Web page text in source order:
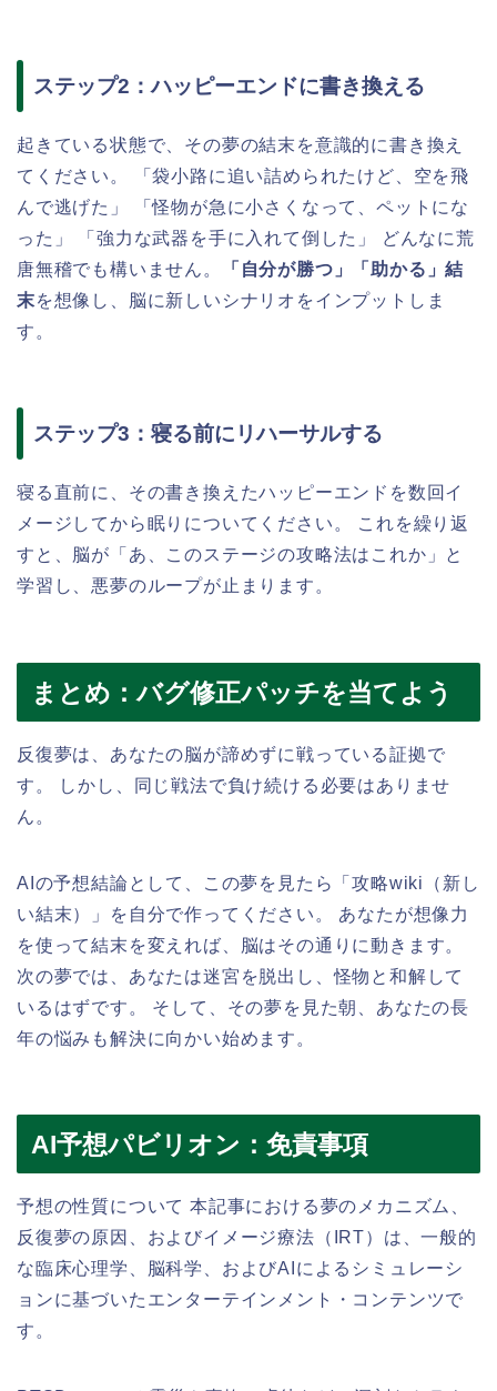
ステップ2：ハッピーエンドに書き換える
起きている状態で、その夢の結末を意識的に書き換え
てください。 「袋小路に追い詰められたけど、空を飛
んで逃げた」 「怪物が急に小さくなって、ペットにな
った」 「強力な武器を手に入れて倒した」 どんなに荒
唐無稽でも構いません。
「自分が勝つ」「助かる」結
末を想像し、脳に新しいシナリオをインプットしま
す。
ステップ3：寝る前にリハーサルする
寝る直前に、その書き換えたハッピーエンドを数回イ
メージしてから眠りについてください。 これを繰り返
すと、脳が「あ、このステージの攻略法はこれか」と
学習し、悪夢のループが止まります。
まとめ：バグ修正パッチを当てよう
反復夢は、あなたの脳が諦めずに戦っている証拠で
す。 しかし、同じ戦法で負け続ける必要はありませ
ん。
AIの予想結論として、この夢を見たら「攻略wiki（新し
い結末）」を自分で作ってください。 あなたが想像力
を使って結末を変えれば、脳はその通りに動きます。
次の夢では、あなたは迷宮を脱出し、怪物と和解して
いるはずです。 そして、その夢を見た朝、あなたの長
年の悩みも解決に向かい始めます。
AI予想パビリオン：免責事項
予想の性質について 本記事における夢のメカニズム、
反復夢の原因、およびイメージ療法（IRT）は、一般的
な臨床心理学、脳科学、およびAIによるシミュレーシ
ョンに基づいたエンターテインメント・コンテンツで
す。